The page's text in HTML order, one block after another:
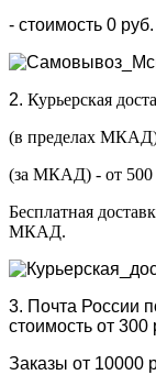
- стоимость 0 руб.
2. Курьерская
(в пределах МКАД)
(за МКАД) - от 500
Бесплатная
МКАД.
3. Почта России
стоимость от 300
Заказы от 10000